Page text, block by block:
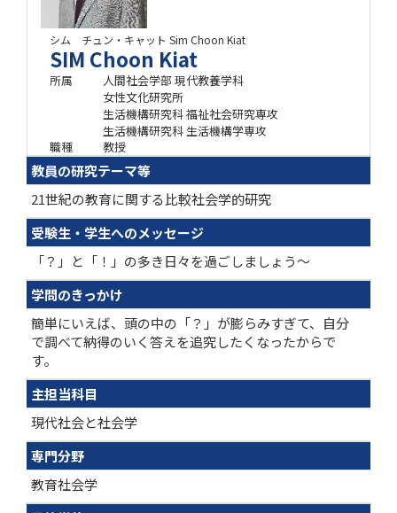
シム チュン・キャット Sim Choon Kiat
SIM Choon Kiat
所属
人間社会学部 現代教養学科
女性文化研究所
生活機構研究科 福祉社会研究専攻
生活機構研究科 生活機構学専攻
職種
教授
教員の研究テーマ等
21世紀の教育に関する比較社会学的研究
受験生・学生へのメッセージ
「？」と「！」の多き日々を過ごしましょう～
学問のきっかけ
簡単にいえば、頭の中の「？」が膨らみすぎて、自分
で調べて納得のいく答えを追究したくなったからで
す。
主担当科目
現代社会と社会学
専門分野
教育社会学